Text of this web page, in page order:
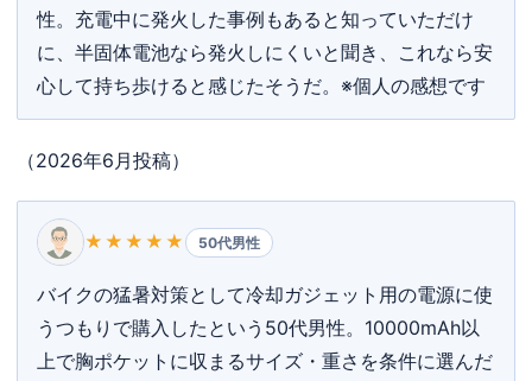
性。充電中に発火した事例もあると知っていただけ
に、半固体電池なら発火しにくいと聞き、これなら安
心して持ち歩けると感じたそうだ。※個人の感想です
（2026年6月投稿）
★★★★★ 50代男性
バイクの猛暑対策として冷却ガジェット用の電源に使
うつもりで購入したという50代男性。10000mAh以
上で胸ポケットに収まるサイズ・重さを条件に選んだ